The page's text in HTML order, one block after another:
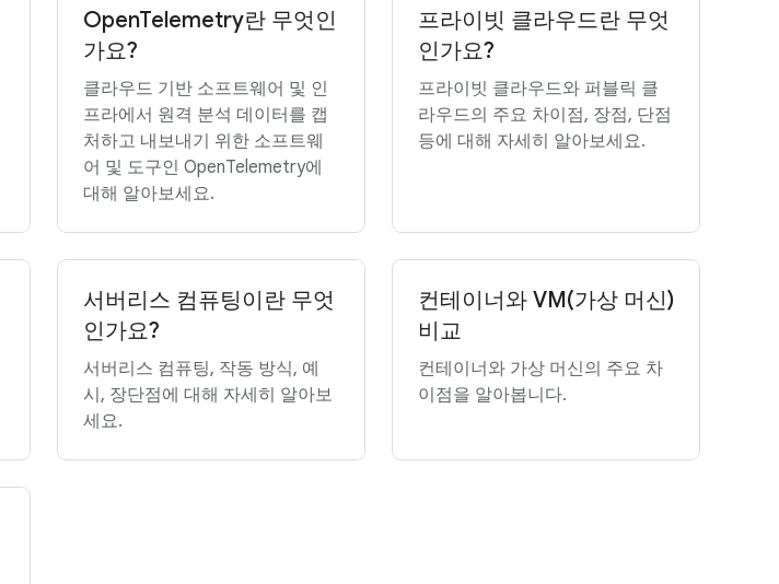
OpenTelemetry란 무엇인
가요?
클라우드 기반 소프트웨어 및 인
프라에서 원격 분석 데이터를 캡
처하고 내보내기 위한 소프트웨
어 및 도구인 OpenTelemetry에
대해 알아보세요.
프라이빗 클라우드란 무엇
인가요?
프라이빗 클라우드와 퍼블릭 클
라우드의 주요 차이점, 장점, 단점
등에 대해 자세히 알아보세요.
서버리스 컴퓨팅이란 무엇
인가요?
서버리스 컴퓨팅, 작동 방식, 예
시, 장단점에 대해 자세히 알아보
세요.
컨테이너와 VM(가상 머신)
비교
컨테이너와 가상 머신의 주요 차
이점을 알아봅니다.